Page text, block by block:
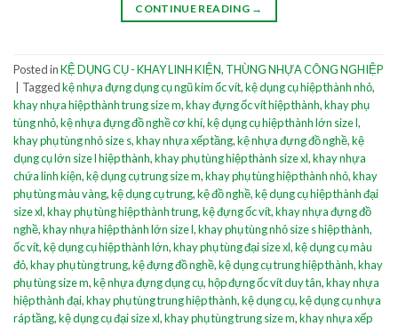
CONTINUE READING →
Posted inKỆ DỤNG CỤ - KHAY LINH KIỆN, THÙNG NHỰA CÔNG NGHIỆP
Taggedkệ nhựa đựng dụng cụ ngũ kim ốc vít,kệ dụng cụ hiệp thành nhỏ,
khay nhựa hiệp thành trung size m,khay đựng ốc vít hiệp thành,khay phụ
tùng nhỏ,kệ nhựa đựng đồ nghề cơ khí,kệ dụng cụ hiệp thành lớn size l,
khay phụ tùng nhỏ size s,khay nhựa xếp tầng,kệ nhựa đựng đồ nghề,kệ
dụng cụ lớn size l hiệp thành,khay phụ tùng hiệp thành size xl,khay nhựa
chứa linh kiện,kệ dụng cụ trung size m,khay phụ tùng hiệp thành nhỏ,khay
phụ tùng màu vàng,kệ dụng cụ trung,kệ đồ nghề,kệ dụng cụ hiệp thành đại
size xl,khay phụ tùng hiệp thành trung,kệ đựng ốc vít,khay nhựa đựng đồ
nghề,khay nhựa hiệp thành lớn size l,khay phụ tùng nhỏ size s hiệp thành,
ốc vít,kệ dụng cụ hiệp thành lớn,khay phụ tùng đại size xl,kệ dụng cụ màu
đỏ,khay phụ tùng trung,kệ đựng đồ nghề,kệ dụng cụ trung hiệp thành,khay
phụ tùng size m,kệ nhựa đựng dụng cụ,hộp đựng ốc vít duy tân,khay nhựa
hiệp thành đại,khay phụ tùng trung hiệp thành,kệ dụng cụ,kệ dụng cụ nhựa
ráp tầng,kệ dụng cụ đại size xl,khay phụ tùng trung size m,khay nhựa xếp